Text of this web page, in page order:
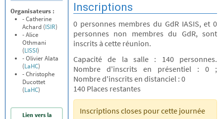
Organisateurs :
- Catherine
Achard (ISIR)
- Alice
Othmani
(LISSI)
- Olivier Alata
(LaHC)
- Christophe
Ducottet
(LaHC)
Lien vers la
Inscriptions
0 personnes membres du GdR IASIS, et 0
personnes non membres du GdR, sont
inscrits à cette réunion.
Capacité de la salle : 140 personnes.
Nombre d'inscrits en présentiel : 0 ;
Nombre d'inscrits en distanciel : 0
140 Places restantes
Inscriptions closes pour cette journée